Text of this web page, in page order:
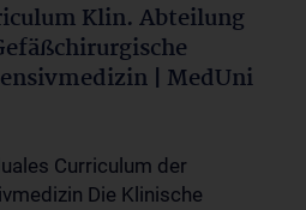
Klin. Abteilung
| MedUni
Curriculum der
Die Klinische